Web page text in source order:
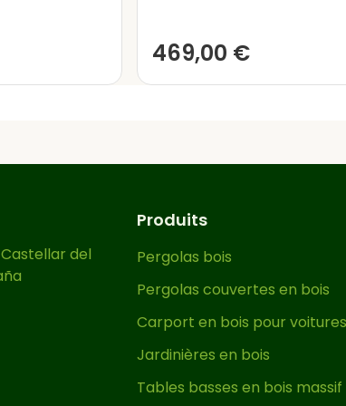
Les vernis pour bois, comme le Lasur,
teinte différente de la traditionnelle
des produits plus simples comme les
facile à comprendre. Elle peut être montée
pour embellir et créer un espace
Profitez pleinement de votre jardin avec
469,00 €
Castellar del
Produits
Pergolas bois
Pergolas couvertes en bois
Carport en bois pour voitures
Jardinières en bois
Tables basses en bois